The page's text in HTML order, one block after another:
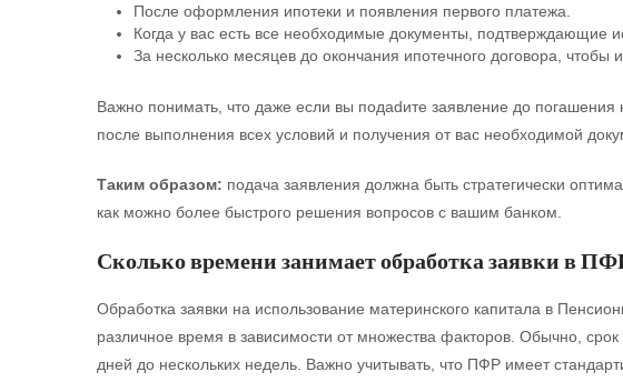
После оформления ипотеки и появления первого платежа.
Когда у вас есть все необходимые документы, подтверждающие
За несколько месяцев до окончания ипотечного договора, чтобы
Важно понимать, что даже если вы подadите заявление до погашения
после выполнения всех условий и получения от вас необходимой
Таким образом: подача заявления должна быть стратегически
как можно более быстрого решения вопросов с вашим банком.
Сколько времени занимает обработка заявки в
Обработка заявки на использование материнского капитала в
различное время в зависимости от множества факторов. Обычно, срок
дней до нескольких недель. Важно учитывать, что ПФР имеет